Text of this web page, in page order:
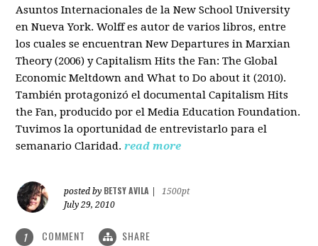
Asuntos Internacionales de la New School University
en Nueva York. Wolff es autor de varios libros, entre
los cuales se encuentran New Departures in Marxian
Theory (2006) y Capitalism Hits the Fan: The Global
Economic Meltdown and What to Do about it (2010).
También protagonizó el documental Capitalism Hits
the Fan, producido por el Media Education Foundation.
Tuvimos la oportunidad de entrevistarlo para el
semanario Claridad. read more
posted by BETSY AVILA
1500pt
July 29, 2010
1 COMMENT SHARE